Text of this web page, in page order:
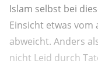
Islam selbst bei
Einsicht etwas vom
abweicht. Anders
nicht Leid durch